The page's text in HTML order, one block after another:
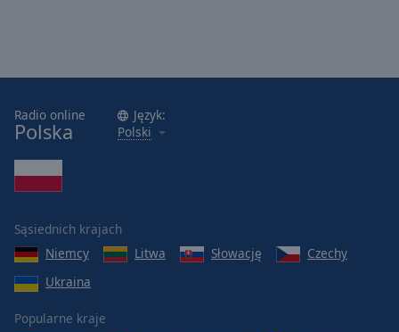
Radio online
Polska
Język:
Polski
Sąsiednich krajach
Niemcy
Litwa Słowację
Czechy
Ukraina
Popularne kraje